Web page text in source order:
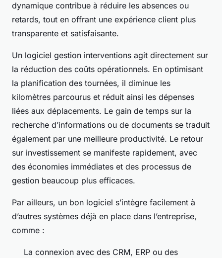
dynamique contribue à réduire les absences ou
retards, tout en offrant une expérience client plus
transparente et satisfaisante.
Un logiciel gestion interventions agit directement sur
la réduction des coûts opérationnels. En optimisant
la planification des tournées, il diminue les
kilomètres parcourus et réduit ainsi les dépenses
liées aux déplacements. Le gain de temps sur la
recherche d’informations ou de documents se traduit
également par une meilleure productivité. Le retour
sur investissement se manifeste rapidement, avec
des économies immédiates et des processus de
gestion beaucoup plus efficaces.
Par ailleurs, un bon logiciel s’intègre facilement à
d’autres systèmes déjà en place dans l’entreprise,
comme :
La connexion avec des CRM, ERP ou des